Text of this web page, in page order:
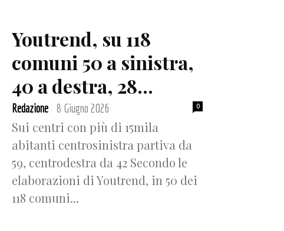
Youtrend, su 118
comuni 50 a sinistra,
40 a destra, 28...
Redazione - 8 Giugno 2026 0
Sui centri con più di 15mila
abitanti centrosinistra partiva da
59, centrodestra da 42 Secondo le
elaborazioni di Youtrend, in 50 dei
118 comuni...